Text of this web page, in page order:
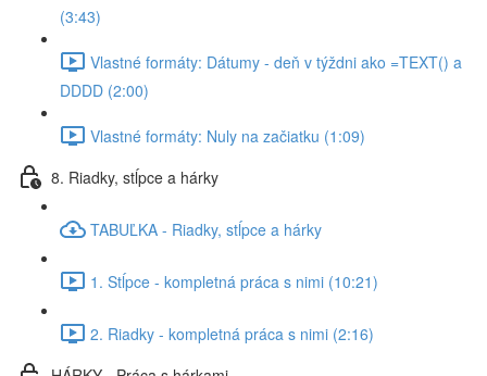
(3:43)
Vlastné formáty: Dátumy - deň v týždni ako =TEXT() a
DDDD (2:00)
Vlastné formáty: Nuly na začiatku (1:09)
8. Riadky, stĺpce a hárky
TABUĽKA - Riadky, stĺpce a hárky
1. Stĺpce - kompletná práca s nimi (10:21)
2. Riadky - kompletná práca s nimi (2:16)